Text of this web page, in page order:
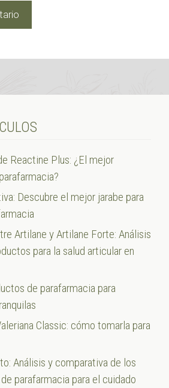
Reactine Plus: ¿El mejor
Descubre el mejor jarabe para
Artilane y Artilane Forte: Análisis
para la salud articular en
de parafarmacia para
Classic: cómo tomarla para
Análisis y comparativa de los
parafarmacia para el cuidado